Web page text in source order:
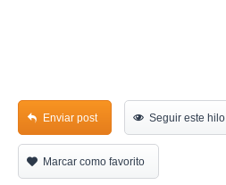
Enviar post Seguir este hilo
Marcar como favorito